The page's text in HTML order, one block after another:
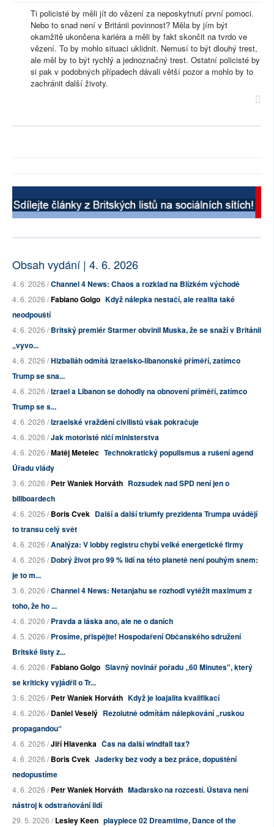
Ti policisté by měli jít do vězení za neposkytnutí první pomoci.
Nebo to snad není v Británii povinnost? Měla by jím být
okamžitě ukončena kariéra a měli by fakt skončit na tvrdo ve
vězení. To by mohlo situaci uklidnit. Nemusí to být dlouhý trest,
ale měl by to být rychlý a jednoznačný trest. Ostatní policisté by
si pak v podobných případech dávali větší pozor a mohlo by to
zachránit další životy.
Obsah vydání | 4. 6. 2026
4. 6. 2026 /Channel 4 News: Chaos a rozklad na Blízkém východě
4. 6. 2026 /Fabiano Golgo Když nálepka nestačí, ale realita také
neodpouští
4. 6. 2026 /Britský premiér Starmer obvinil Muska, že se snaží v Británii
„vyvo...
4. 6. 2026 /Hizballáh odmítá izraelsko-libanonské příměří, zatímco
Trump se sna...
4. 6. 2026 /Izrael a Libanon se dohodly na obnovení příměří, zatímco
Trump se s...
4. 6. 2026 /Izraelské vraždění civilistů však pokračuje
4. 6. 2026 /Jak motoristé ničí ministerstva
4. 6. 2026 /Matěj Metelec Technokratický populismus a rušení agend
Úřadu vlády
3. 6. 2026 /Petr Waniek Horváth Rozsudek nad SPD není jen o
billboardech
4. 6. 2026 /Boris Cvek Další a další triumfy prezidenta Trumpa uvádějí
to transu celý svět
4. 6. 2026 /Analýza: V lobby registru chybí velké energetické firmy
4. 6. 2026 /Dobrý život pro 99 % lidí na této planetě není pouhým snem:
je to m...
3. 6. 2026 /Channel 4 News: Netanjahu se rozhodl vytěžit maximum z
toho, že ho ...
4. 6. 2026 /Pravda a láska ano, ale ne o daních
4. 5. 2026 /Prosíme, přispějte! Hospodaření Občanského sdružení
Britské listy z...
4. 6. 2026 /Fabiano Golgo Slavný novinář pořadu „60 Minutes", který
se kriticky vyjádřil o Tr...
3. 6. 2026 /Petr Waniek Horváth Když je loajalita kvalifikací
4. 6. 2026 /Daniel Veselý Rezolutně odmítám nálepkování „ruskou
propagandou“
4. 6. 2026 /Jiří Hlavenka Čas na další windfall tax?
4. 6. 2026 /Boris Cvek Jaderky bez vody a bez práce, dopuštění
nedopustíme
4. 6. 2026 /Petr Waniek Horváth Maďarsko na rozcestí. Ústava není
nástroj k odstraňování lidí
29. 5. 2026 /Lesley Keen playpiece 02 Dreamtime, Dance of the